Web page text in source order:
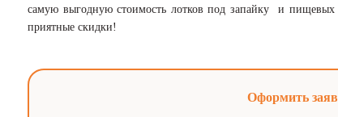
самую выгодную стоимость лотков под запайку
и пищевых
приятные скидки!
Оформить